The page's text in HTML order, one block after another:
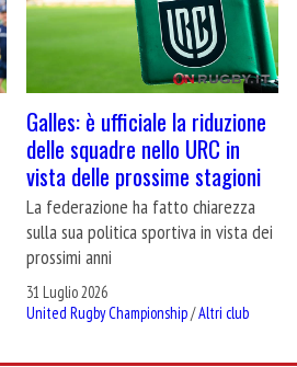
Galles: è ufficiale la riduzione
delle squadre nello URC in
vista delle prossime stagioni
La federazione ha fatto chiarezza
sulla sua politica sportiva in vista dei
prossimi anni
31 Luglio 2026
United Rugby Championship/Altri club